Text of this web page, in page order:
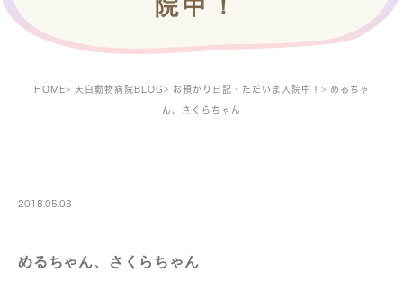
院中！
HOME 天白動物病院BLOG お預かり日記・ただいま入院中！ めるちゃ
ん、さくらちゃん
2018.05.03
めるちゃん、さくらちゃん